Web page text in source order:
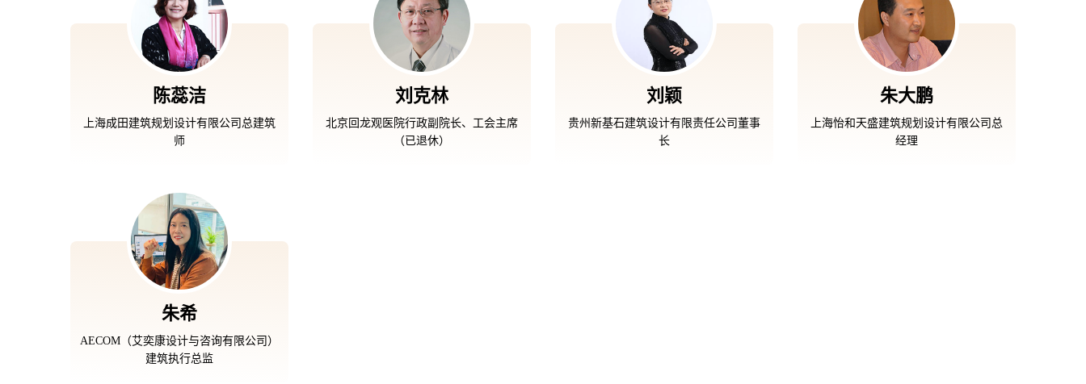
陈蕊洁
上海成田建筑规划设计有限公司总建筑
师
刘克林
北京回龙观医院行政副院长、工会主席
（已退休）
刘颖
贵州新基石建筑设计有限责任公司董事
长
朱大鹏
上海怡和天盛建筑规划设计有限公司总
经理
朱希
AECOM（艾奕康设计与咨询有限公司）
建筑执行总监